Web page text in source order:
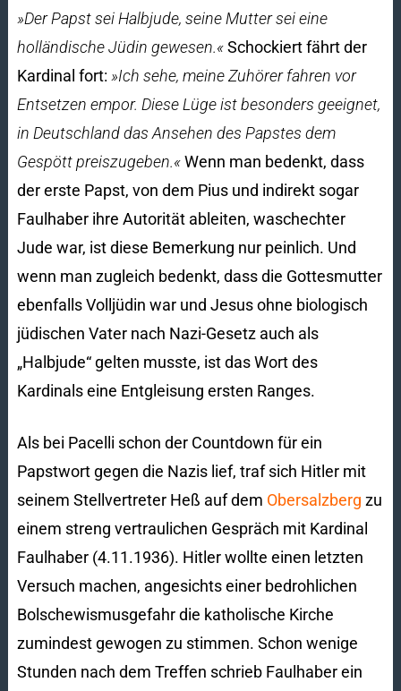
»Der Papst sei Halbjude, seine Mutter sei eine
holländische Jüdin gewesen.«Schockiert fährt der
Kardinal fort: »Ich sehe, meine Zuhörer fahren vor
Entsetzen empor. Diese Lüge ist besonders geeignet,
in Deutschland das Ansehen des Papstes dem
Gespött preiszugeben.«Wenn man bedenkt, dass
der erste Papst, von dem Pius und indirekt sogar
Faulhaber ihre Autorität ableiten, waschechter
Jude war, ist diese Bemerkung nur peinlich. Und
wenn man zugleich bedenkt, dass die Gottesmutter
ebenfalls Volljüdin war und Jesus ohne biologisch
jüdischen Vater nach Nazi-Gesetz auch als
„Halbjude“ gelten musste, ist das Wort des
Kardinals eine Entgleisung ersten Ranges.
Als bei Pacelli schon der Countdown für ein
Papstwort gegen die Nazis lief, traf sich Hitler mit
seinem Stellvertreter Heß auf dem Obersalzberg zu
einem streng vertraulichen Gespräch mit Kardinal
Faulhaber (4.11.1936). Hitler wollte einen letzten
Versuch machen, angesichts einer bedrohlichen
Bolschewismusgefahr die katholische Kirche
zumindest gewogen zu stimmen. Schon wenige
Stunden nach dem Treffen schrieb Faulhaber ein